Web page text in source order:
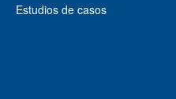
Estudios de casos